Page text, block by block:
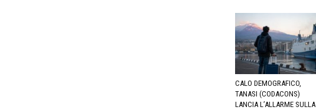
CALO DEMOGRAFICO,
TANASI (CODACONS)
LANCIA L’ALLARME SULLA